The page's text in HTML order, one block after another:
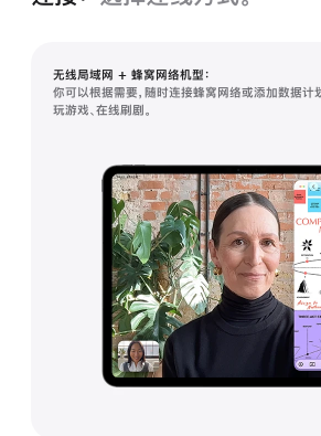
无线局域网 + 蜂窝网络机型：
你可以根据需要，随时连接蜂窝网络或添加数据计
玩游戏、在线刷剧。